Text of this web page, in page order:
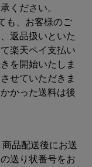
ください。
も、お客様のご
返品扱いといた
楽天ペイ支払い
を開始いたしま
せていただきま
かった送料は後
品配送後にお送
送り状番号をお